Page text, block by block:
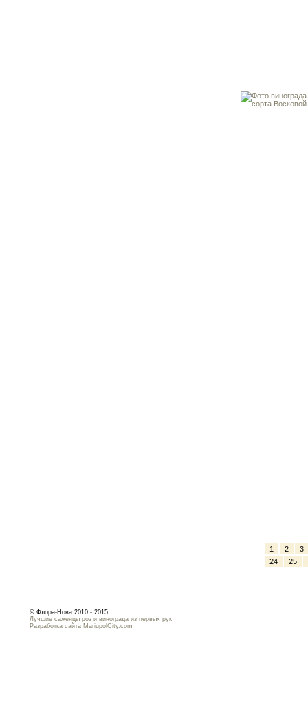
1 2
3
24
25
© Флора-Нова 2010 - 2015
Лучшие саженцы роз и винограда из первых рук
Разработка сайта MariupolCity.com